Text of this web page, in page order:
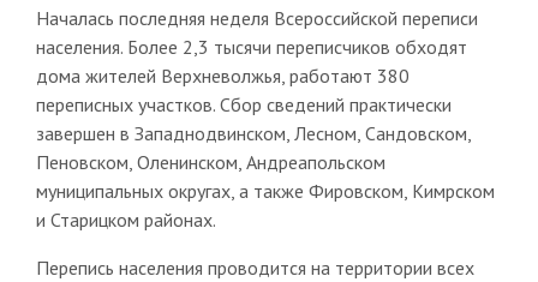
Началась последняя неделя Всероссийской переписи
населения. Более 2,3 тысячи переписчиков обходят
дома жителей Верхневолжья, работают 380
переписных участков. Сбор сведений практически
завершен в Западнодвинском, Лесном, Сандовском,
Пеновском, Оленинском, Андреапольском
муниципальных округах, а также Фировском, Кимрском
и Старицком районах.
Перепись населения проводится на территории всех